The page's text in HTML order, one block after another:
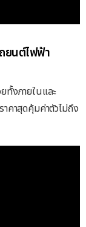
ยนต์ไฟฟ้า
ทั้งภายในและ
คาสุดคุ้มค่าตัวไม่ถึง